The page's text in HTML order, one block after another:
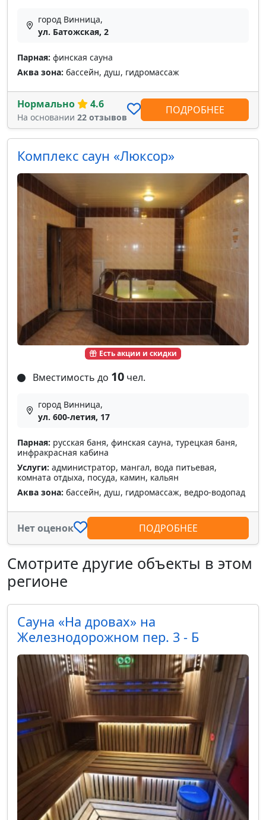
город Винница,
ул. Батожская, 2
Парная: финская сауна
Аква зона: бассейн, душ, гидромассаж
Нормально 4.6
На основании 22 отзывов
ПОДРОБНЕЕ
Есть акции и скидки
Комплекс саун «Люксор»
Вместимость до 10 чел.
город Винница,
ул. 600-летия, 17
Парная: русская баня, финская сауна, турецкая баня,
инфракрасная кабина
Услуги: администратор, мангал, вода питьевая,
комната отдыха, посуда, камин, кальян
Аква зона: бассейн, душ, гидромассаж, ведро-водопад
Нет оценок ПОДРОБНЕЕ
Смотрите другие объекты в этом
регионе
Cауна «На дровах» на
Железнодорожном пер. 3 - Б